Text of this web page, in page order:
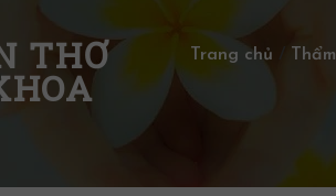
THƠ Trang chủ